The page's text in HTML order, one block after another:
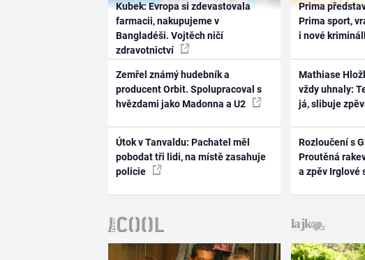
Kubek: Evropa si zdevastovala
farmacii, nakupujeme v
Bangladéši. Vojtěch ničí
zdravotnictví
Zemřel známý hudebník a
producent Orbit. Spolupracoval s
hvězdami jako Madonna a U2
Útok v Tanvaldu: Pachatel měl
pobodat tři lidi, na místě zasahuje
policie
Prima
Prima sport,
i nové
Mathiase
vždy uhnaly:
já, slibuje
Rozloučení s
Proutěná
a zpěv Irglové